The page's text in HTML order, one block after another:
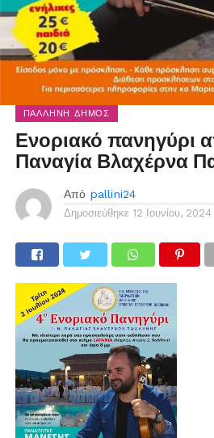
ΠΑΛΛΉΝΗ ΔΉΜΟΣ
Ενοριακό πανηγύρι
Παναγία Βλαχέρνα
Από pallini24
Δημοσιεύθηκε 12 Ιουνίου, 2024